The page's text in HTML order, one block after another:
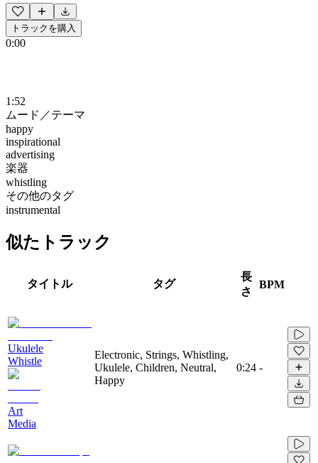
トラックを購入
0:00
1:52
ムード／テーマ
happy
inspirational
advertising
楽器
whistling
その他のタグ
instrumental
似たトラック
タイトル タグ
長
さ
BPM
Ukulele
Whistle
Art
Media
Electronic, Strings, Whistling,
Ukulele, Children, Neutral,
Happy
0:24 -